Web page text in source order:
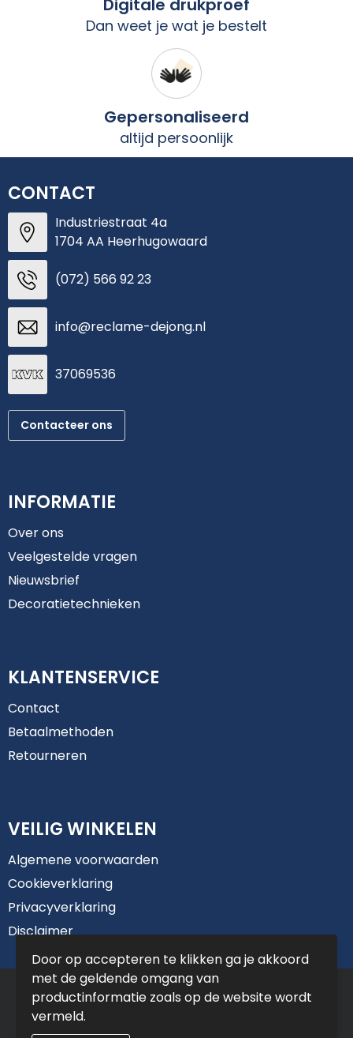
Digitale drukproef
Dan weet je wat je bestelt
Gepersonaliseerd
altijd persoonlijk
CONTACT
Industriestraat 4a
1704 AA Heerhugowaard
(072) 566 92 23
info@reclame-dejong.nl
37069536
Contacteer ons
INFORMATIE
Over ons
Veelgestelde vragen
Nieuwsbrief
Decoratietechnieken
KLANTENSERVICE
Contact
Betaalmethoden
Retourneren
VEILIG WINKELEN
Algemene voorwaarden
Cookieverklaring
Privacyverklaring
Disclaimer
© Copyright De Jong Reclame 2025
Door op accepteren te klikken ga je akkoord
met de geldende omgang van
productinformatie zoals op de website wordt
vermeld.